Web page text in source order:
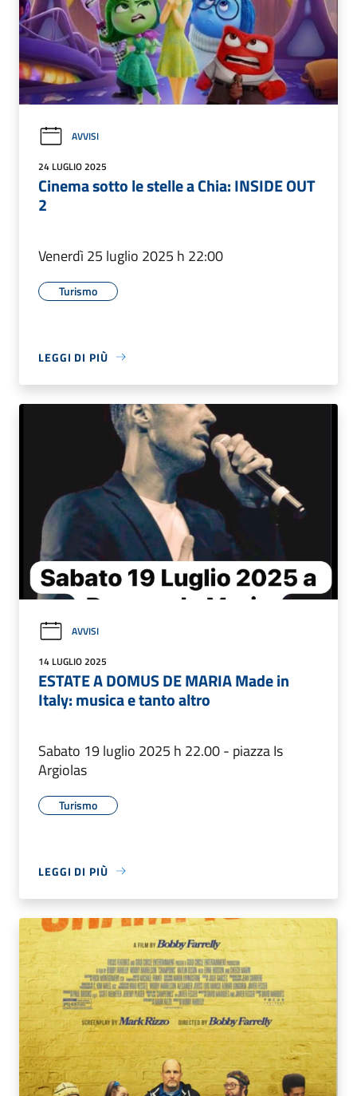
AVVISI
24 LUGLIO 2025
Cinema sotto le stelle a Chia: INSIDE OUT
2
Venerdì 25 luglio 2025 h 22:00
Turismo
LEGGI DI PIÙ
AVVISI
14 LUGLIO 2025
ESTATE A DOMUS DE MARIA Made in
Italy: musica e tanto altro
Sabato 19 luglio 2025 h 22.00 - piazza Is
Argiolas
Turismo
LEGGI DI PIÙ